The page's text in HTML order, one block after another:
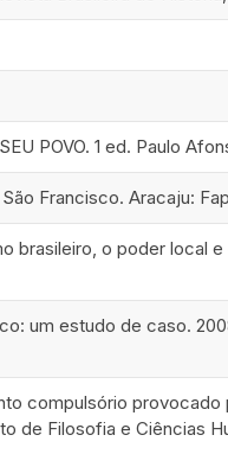
POVO. 1 ed. Paulo
Francisco. Aracaju:
brasileiro, o poder local
um estudo de caso.
compulsório
de Filosofia e Ciências